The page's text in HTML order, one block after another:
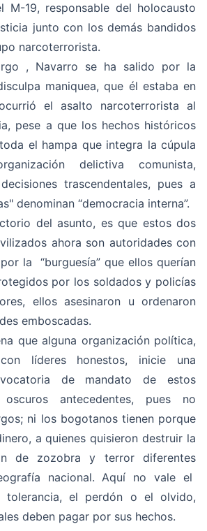
M-19, responsable del holocausto
junto con los demás bandidos
narcoterrorista.
Navarro se ha salido por la
maniquea, que él estaba en
el asalto narcoterrorista al
pese a que los hechos históricos
el hampa que integra la cúpula
delictiva comunista,
trascendentales, pues a
denominan “democracia interna”.
del asunto, es que estos dos
ahora son autoridades con
la “burguesía” que ellos querían
por los soldados y policías
ellos asesinaron u ordenaron
emboscadas.
alguna organización política,
líderes honestos, inicie una
de mandato de estos
antecedentes, pues no
ni los bogotanos tienen porque
a quienes quisieron destruir la
de zozobra y terror diferentes
nacional. Aquí no vale el
tolerancia, el perdón o el olvido,
deben pagar por sus hechos.